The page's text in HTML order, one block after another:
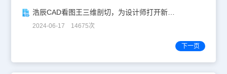
浩辰CAD看图王三维剖切，为设计师打开新世界的大门！
2024-06-17 14675次
下一页